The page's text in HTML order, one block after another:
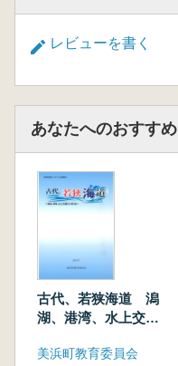
レビューを書く
あなたへのおすすめ
古代、若狭海道 潟
湖、港湾、水上交通
美浜町教育委員会